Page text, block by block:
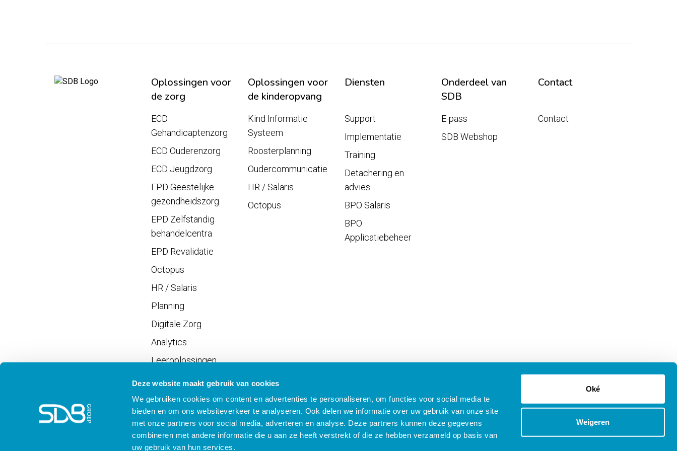
Deze website maakt gebruik van cookies
We gebruiken cookies om content en advertenties te personaliseren, om functies voor social media te
bieden en om ons websiteverkeer te analyseren. Ook delen we informatie over uw gebruik van onze site
met onze partners voor social media, adverteren en analyse. Deze partners kunnen deze gegevens
combineren met andere informatie die u aan ze heeft verstrekt of die ze hebben verzameld op basis van
uw gebruik van hun services.
Oké
Weigeren
Oplossingen voor
de zorg
Oplossingen voor
de kinderopvang
Diensten
Onderdeel van
SDB
Contact
ECD
Gehandicaptenzorg
ECD Ouderenzorg
ECD Jeugdzorg
EPD Geestelijke
gezondheidszorg
EPD Zelfstandig
behandelcentra
EPD Revalidatie
Octopus
HR / Salaris
Planning
Digitale Zorg
Analytics
Leeroplossingen
Vrijwilligersportaal
Kind Informatie
Systeem
Roosterplanning
Oudercommunicatie
HR / Salaris
Octopus
Support
Implementatie
Training
Detachering en
advies
BPO Salaris
BPO
Applicatiebeheer
E-pass
SDB Webshop
Contact
Meld je aan voor SDB Nieuws